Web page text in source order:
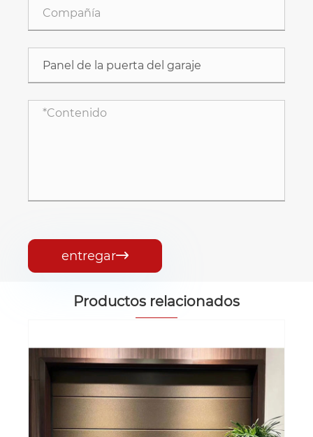
entregar
Productos relacionados
Puerta de garaje automático
Ver más >>